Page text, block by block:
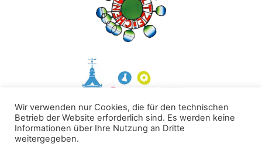
Wir verwenden nur Cookies, die für den technischen
Betrieb der Website erforderlich sind. Es werden keine
Informationen über Ihre Nutzung an Dritte
weitergegeben.